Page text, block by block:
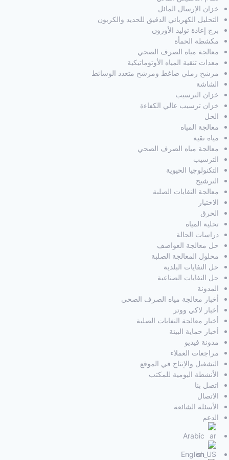
خزان الإرسال المائل
التحليل الكهربائي الدقيق للحديد والكربون
برج إعادة توليد الأوزون
مكشطة الحمأة
معالجة مياه الصرف الصحي
معدات تنقية المياه الأوتوماتيكية
مرشح رملي ضاغط ومرشح متعدد الوسائط
الشاشة
خزان الترسيب
خزان ترسيب عالي الكفاءة
الحل
معالجة المياه
مياه نقية
معالجة مياه الصرف الصحي
الترسيب
التكنولوجيا الحيوية
الترشيح
معالجة النفايات الصلبة
الاختيار
الحرق
تحلية المياه
دراسات الحالة
حل معالجة العواصف
محلول المعالجة الصلبة
حل النفايات البلدية
حل النفايات الصناعية
المدونة
أخبار معالجة مياه الصرف الصحي
أخبار لاكي ووتر
أخبار معالجة النفايات الصلبة
أخبار حماية البيئة
مدونة فيديو
مراجعات العملاء
التشغيل والإنتاج في الموقع
الأنشطة اليومية للمكتب
اتصل بنا
الاتصال
الأسئلة الشائعة
الدعم
Arabic
English